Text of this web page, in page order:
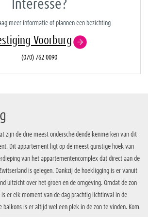
Interesse?
meer informatie of plannen een bezichting
Voorburg
(070) 762 0090
zijn de drie meest onderscheidende kenmerken van dit
Dit appartement ligt op de meest gunstige hoek van
van het appartementencomplex dat direct aan de
is gelegen. Dankzij de hoekligging is er vanuit
uitzicht over het groen en de omgeving. Omdat de zon
er elk moment van de dag prachtig lichtinval in de
balkons is er altijd wel een plek in de zon te vinden. Kom